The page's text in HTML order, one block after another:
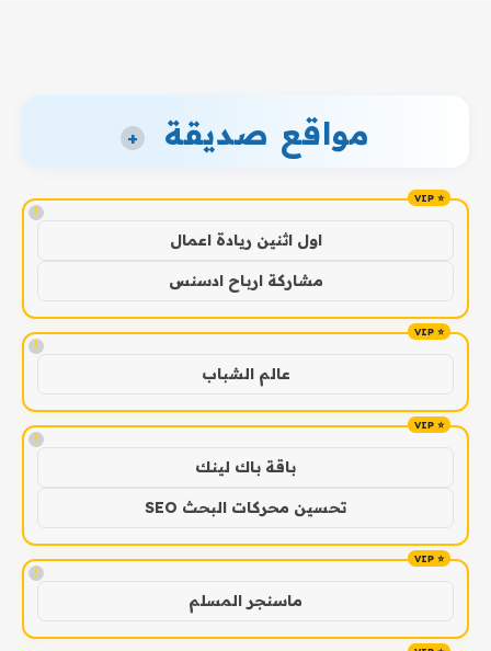
مواقع صديقة +
!
اول اثنين ريادة اعمال
مشاركة ارباح ادسنس
!
عالم الشباب
!
باقة باك لينك
تحسين محركات البحث SEO
!
ماسنجر المسلم